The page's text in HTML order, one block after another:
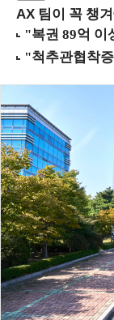
AX 팀이 꼭 챙겨야 할 2